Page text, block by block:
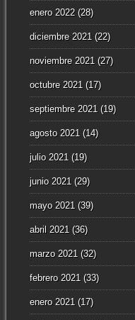
enero 2022(28)
diciembre 2021(22)
noviembre 2021(27)
octubre 2021(17)
septiembre 2021(19)
agosto 2021(14)
julio 2021(19)
junio 2021(29)
mayo 2021(39)
abril 2021(36)
marzo 2021(32)
febrero 2021(33)
enero 2021(17)